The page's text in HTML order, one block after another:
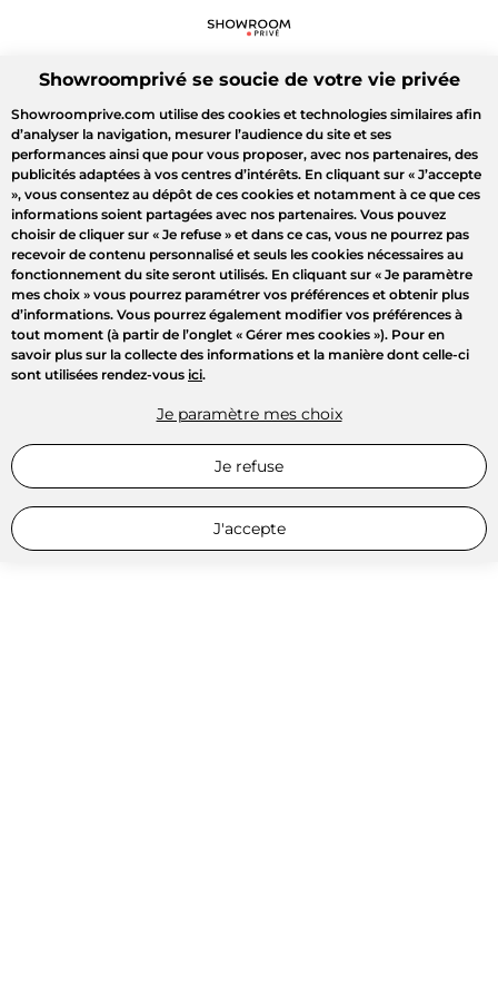
Showroomprivé se soucie de votre vie privée
Showroomprive.com utilise des cookies et technologies similaires afin
d’analyser la navigation, mesurer l’audience du site et ses
performances ainsi que pour vous proposer, avec nos partenaires, des
publicités adaptées à vos centres d’intérêts. En cliquant sur « J’accepte
», vous consentez au dépôt de ces cookies et notamment à ce que ces
informations soient partagées avec nos partenaires. Vous pouvez
choisir de cliquer sur « Je refuse » et dans ce cas, vous ne pourrez pas
recevoir de contenu personnalisé et seuls les cookies nécessaires au
fonctionnement du site seront utilisés. En cliquant sur « Je paramètre
mes choix » vous pourrez paramétrer vos préférences et obtenir plus
d’informations. Vous pourrez également modifier vos préférences à
tout moment (à partir de l’onglet « Gérer mes cookies »). Pour en
savoir plus sur la collecte des informations et la manière dont celle-ci
sont utilisées rendez-vous ici.
Je paramètre mes choix
Je refuse
J'accepte